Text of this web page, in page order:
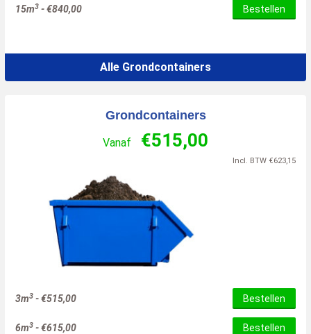
15m3 -€840,00 Bestellen
Alle Grondcontainers
Grondcontainers
Vanaf €515,00
Incl. BTW €623,15
3m3 -€515,00 Bestellen
6m3 -€615,00 Bestellen